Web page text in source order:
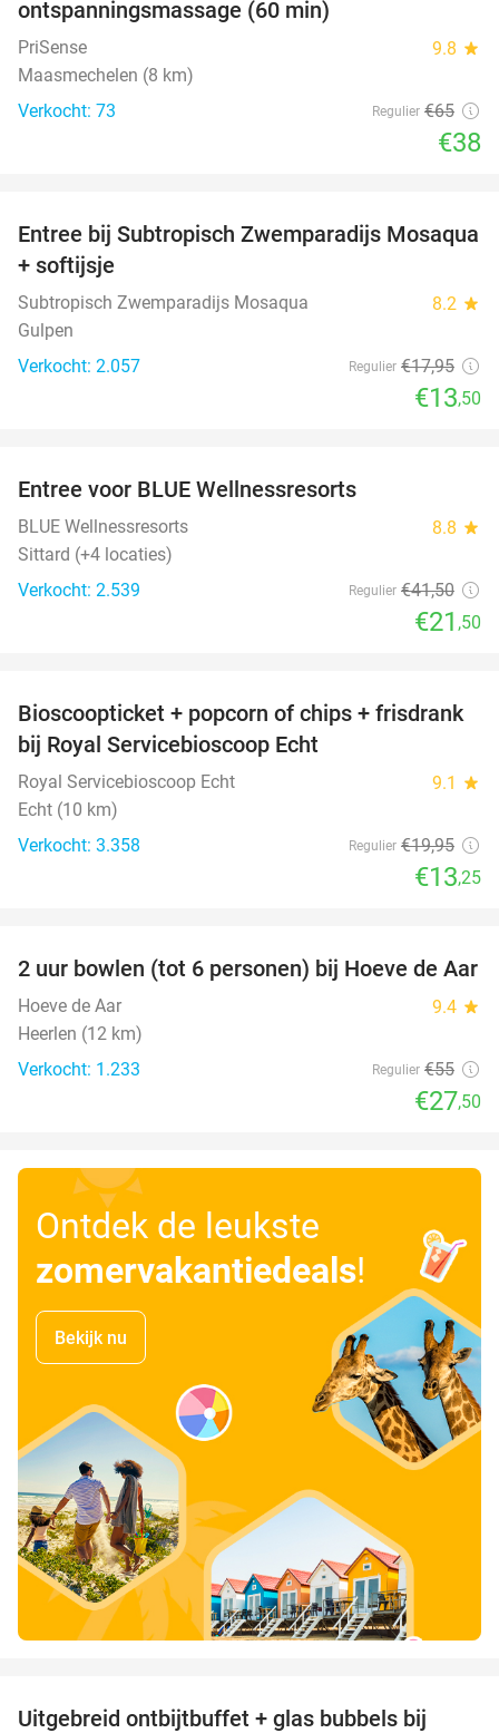
ontspanningsmassage (60 min)
PriSense 9.8 star
Maasmechelen (8 km)
Verkocht: 73
Regulier €65
€38
25%
Entree bij Subtropisch Zwemparadijs Mosaqua
+ softijsje
Subtropisch Zwemparadijs Mosaqua 8.2 star
Gulpen
Verkocht: 2.057
Regulier €17,95
€13,50
Entree voor BLUE Wellnessresorts
BLUE Wellnessresorts 8.8 star
Sittard (+4 locaties)
Verkocht: 2.539
Regulier €41,50
€21 ,50
34%
Bioscoopticket + popcorn of chips + frisdrank
bij Royal Servicebioscoop Echt
Royal Servicebioscoop Echt 9.1 star
Echt (10 km)
Verkocht: 3.358
Regulier €19,95
€13,25
50%
2 uur bowlen (tot 6 personen) bij Hoeve de Aar
Hoeve de Aar 9.4 star
Heerlen (12 km)
Verkocht: 1.233
Regulier €55
€27,50
Ontdek de leukste
zomervakantiedeals!
Bekijk nu
Uitgebreid ontbijtbuffet + glas bubbels bij